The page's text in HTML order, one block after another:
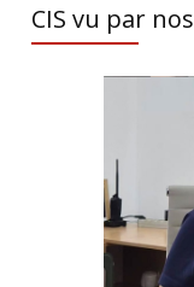
CIS vu par nos